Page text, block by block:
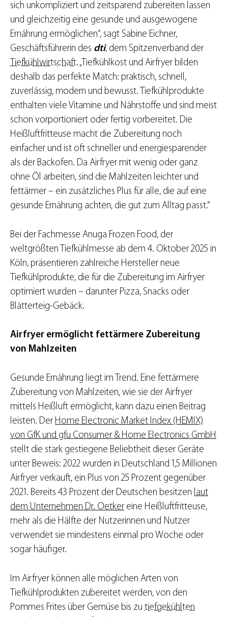
sich unkompliziert und zeitsparend zubereiten lassen
und gleichzeitig eine gesunde und ausgewogene
Ernährung ermöglichen“, sagt Sabine Eichner,
Geschäftsführerin des dti, dem Spitzenverband der
Tiefkühlwirtschaft. „Tiefkühlkost und Airfryer bilden
deshalb das perfekte Match: praktisch, schnell,
zuverlässig, modern und bewusst. Tiefkühlprodukte
enthalten viele Vitamine und Nährstoffe und sind meist
schon vorportioniert oder fertig vorbereitet. Die
Heißluftfritteuse macht die Zubereitung noch
einfacher und ist oft schneller und energiesparender
als der Backofen. Da Airfryer mit wenig oder ganz
ohne Öl arbeiten, sind die Mahlzeiten leichter und
fettärmer – ein zusätzliches Plus für alle, die auf eine
gesunde Ernährung achten, die gut zum Alltag passt.“
Bei der Fachmesse Anuga Frozen Food, der
weltgrößten Tiefkühlmesse ab dem 4. Oktober 2025 in
Köln, präsentieren zahlreiche Hersteller neue
Tiefkühlprodukte, die für die Zubereitung im Airfryer
optimiert wurden – darunter Pizza, Snacks oder
Blätterteig-Gebäck.
Airfryer ermöglicht fettärmere Zubereitung
von Mahlzeiten
Gesunde Ernährung liegt im Trend. Eine fettärmere
Zubereitung von Mahlzeiten, wie sie der Airfryer
mittels Heißluft ermöglicht, kann dazu einen Beitrag
leisten. Der Home Electronic Market Index (HEMIX)
von GfK und gfu Consumer & Home Electronics GmbH
stellt die stark gestiegene Beliebtheit dieser Geräte
unter Beweis: 2022 wurden in Deutschland 1,5 Millionen
Airfryer verkauft, ein Plus von 25 Prozent gegenüber
2021. Bereits 43 Prozent der Deutschen besitzen laut
dem Unternehmen Dr. Oetker eine Heißluftfritteuse,
mehr als die Hälfte der Nutzerinnen und Nutzer
verwendet sie mindestens einmal pro Woche oder
sogar häufiger.
Im Airfryer können alle möglichen Arten von
Tiefkühlprodukten zubereitet werden, von den
Pommes Frites über Gemüse bis zu tiefgekühlten